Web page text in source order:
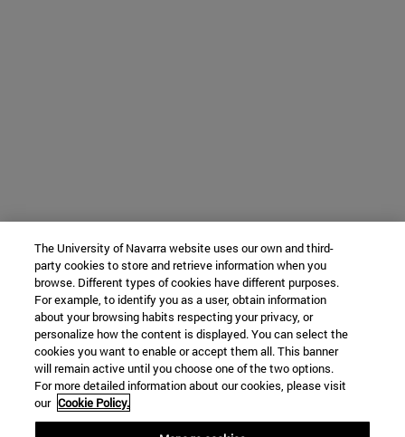
The University of Navarra website uses our own and third-
party cookies to store and retrieve information when you
browse. Different types of cookies have different purposes.
For example, to identify you as a user, obtain information
about your browsing habits respecting your privacy, or
personalize how the content is displayed. You can select the
cookies you want to enable or accept them all. This banner
will remain active until you choose one of the two options.
For more detailed information about our cookies, please visit
our Cookie Policy.